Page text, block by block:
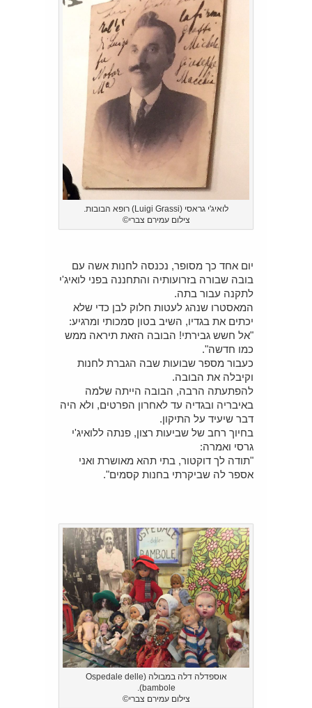
לואיג'י גראסי (Luigi Grassi) רופא הבובות.
צילום עמירם צברי©
יום אחד כך מסופר, נכנסה לחנות אשה עם
בובה שבורה בזרועותיה והתחננה בפני לואיג'י
לתקנה עבור בתה.
המאסטרו שנהג לעטות חלוק לבן כדי שלא
יכתים את בגדיו, השיב בטון סמכותי ומרגיע:
"אל חשש גבירתי! הבובה הזאת תיראה ממש
כמו חדשה".
כעבור מספר שבועות שבה הגברת לחנות
וקיבלה את הבובה.
להפתעתה הרבה, הבובה הייתה שלמה
באיבריה ובגדיה עד לאחרון הפרטים, ולא היה
דבר שיעיד על התיקון.
בחיוך רחב של שביעות רצון, פנתה ללואיג'י
גרסי ואמרה:
"תודה לך דוקטור, בתי תהא מאושרת ואני
אספר לה שביקרתי בחנות קסמים".
אוספדלה דלה במבולה (Ospedale delle
bambole).
צילום עמירם צברי©